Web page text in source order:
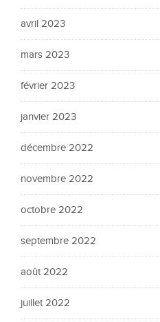
avril 2023
mars 2023
février 2023
janvier 2023
décembre 2022
novembre 2022
octobre 2022
septembre 2022
août 2022
juillet 2022